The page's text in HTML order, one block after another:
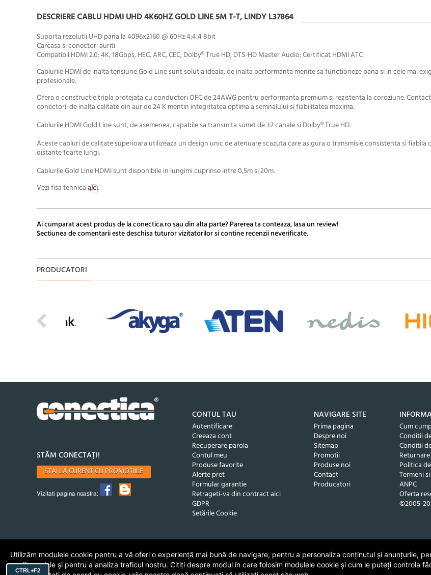
CTRL+F2
DESCRIERE CABLU HDMI UHD 4K60HZ GOLD LINE 5M T-T, LINDY L37864
Suporta rezolutii UHD pana la 4096x2160 @ 60Hz 4:4:4 8bit
Carcasa si conectori auriti
Compatibil HDMI 2.0: 4K, 18Gbps, HEC, ARC, CEC, Dolby® True HD, DTS-HD Master Audio; Certificat HDMI ATC
Cablurile HDMI de inalta tensiune Gold Line sunt solutia ideala, de inalta performanta menite sa functioneze pana si in cele mai
profesionale.
Ofera o constructie tripla protejata cu conductori OFC de 24AWG pentru performanta premium si rezistenta la coroziune.
conectorii de inalta calitate din aur de 24 K mentin integritatea optima a semnalului si fiabilitatea maxima.
Cablurile HDMI Gold Line sunt, de asemenea, capabile sa transmita sunet de 32 canale si Dolby® True HD.
Aceste cabluri de calitate superioara utilizeaza un design unic de atenuare scazuta care asigura o transmisie consistenta si fiabila
distante foarte lungi.
Cablurile Gold Line HDMI sunt disponibile in lungimi cuprinse intre 0,5m si 20m.
Vezi fisa tehnicaaici.
Ai cumparat acest produs de la conectica.ro sau din alta parte? Parerea ta conteaza, lasa un review!
Sectiunea de comentarii este deschisa tuturor vizitatorilor si contine recenzii neverificate.
PRODUCATORI
STĂM CONECTAȚI!
STAI LA CURENT CU PROMOTIILE
Vizitati pagina noastra:
CONTUL TAU
Autentificare
Creeaza cont
Recuperare parola
Contul meu
Produse favorite
Alerte pret
Formular garantie
Retrageti-va din contract aici
GDPR
Setările Cookie
NAVIGARE SITE
Prima pagina
Despre noi
Sitemap
Promotii
Produse noi
Contact
Producatori
Cum
Conditii
Conditii
Politica
Termeni
ANPC
Oferta
©2005-
Utilizăm modulele cookie pentru a vă oferi o experiență mai bună de navigare, pentru a personaliza conținutul și anunțurile,
media sociale și pentru a analiza traficul nostru. Citiți despre modul în care folosim modulele cookie și cum le puteți controla